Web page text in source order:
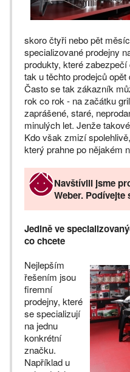
skoro čtyři nebo pět
specializované prodejny
produkty, které
tak u těchto prodejců
Často se tak zákazník
rok co rok - na začátku
zaprášené, staré,
minulých let. Jenže
Kdo však zmizí
který prahne po nějakém
Navštívili jsme
Weber. Podívejte
Jedině ve
co chcete
Nejlepším
řešením jsou
firemní
prodejny, které
se specializují
na jednu
konkrétní
značku.
Například u